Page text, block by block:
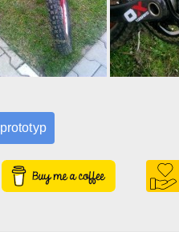
prototyp
Buy Me a Coffee